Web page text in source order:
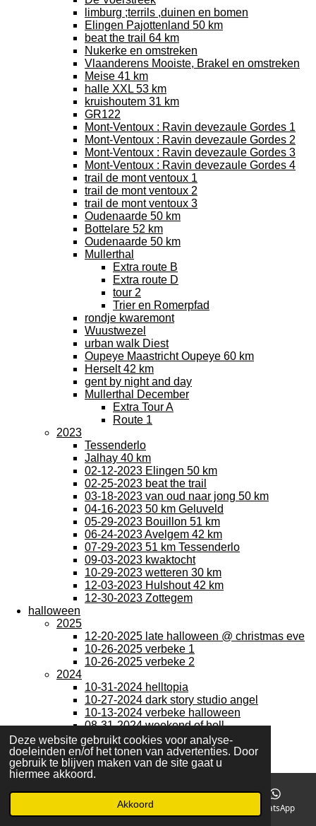
Deze website gebruikt cookies voor analyse-
doeleinden en/of het tonen van advertenties. Door
gebruik te blijven maken van de site gaat u
hiermee akkoord.
Akkoord
limburg ;terrils ,duinen en bomen
Elingen Pajottenland 50 km
beat the trail 64 km
Nukerke en omstreken
Vlaanderens Mooiste, Brakel en omstreken
Meise 41 km
halle XXL 53 km
kruishoutem 31 km
GR122
Mont-Ventoux : Ravin devezaule Gordes 1
Mont-Ventoux : Ravin devezaule Gordes 2
Mont-Ventoux : Ravin devezaule Gordes 3
Mont-Ventoux : Ravin devezaule Gordes 4
trail de mont ventoux 1
trail de mont ventoux 2
trail de mont ventoux 3
Oudenaarde 50 km
Bottelare 52 km
Oudenaarde 50 km
Mullerthal
Extra route B
Extra route D
tour 2
Trier en Romerpfad
rondje kwaremont
Wuustwezel
urban walk Diest
Oupeye Maastricht Oupeye 60 km
Herselt 42 km
gent by night and day
Mullerthal December
Extra Tour A
Route 1
2023
Tessenderlo
Jalhay 40 km
02-12-2023 Elingen 50 km
02-25-2023 beat the trail
03-18-2023 van oud naar jong 50 km
04-16-2023 50 km Geluveld
05-29-2023 Bouillon 51 km
06-24-2023 Avelgem 42 km
07-29-2023 51 km Tessenderlo
09-03-2023 kwaktocht
10-29-2023 wetteren 30 km
12-03-2023 Hulshout 42 km
12-30-2023 Zottegem
halloween
2025
12-20-2025 late halloween @ christmas eve
10-26-2025 verbeke 1
10-26-2025 verbeke 2
2024
10-31-2024 helltopia
10-27-2024 dark story studio angel
10-13-2024 verbeke halloween
08-31-2024 weekend of hell
2023
Brasschaat
Helltopia Brussel
2022
2021
2026
Telefoonnummer WhatsApp